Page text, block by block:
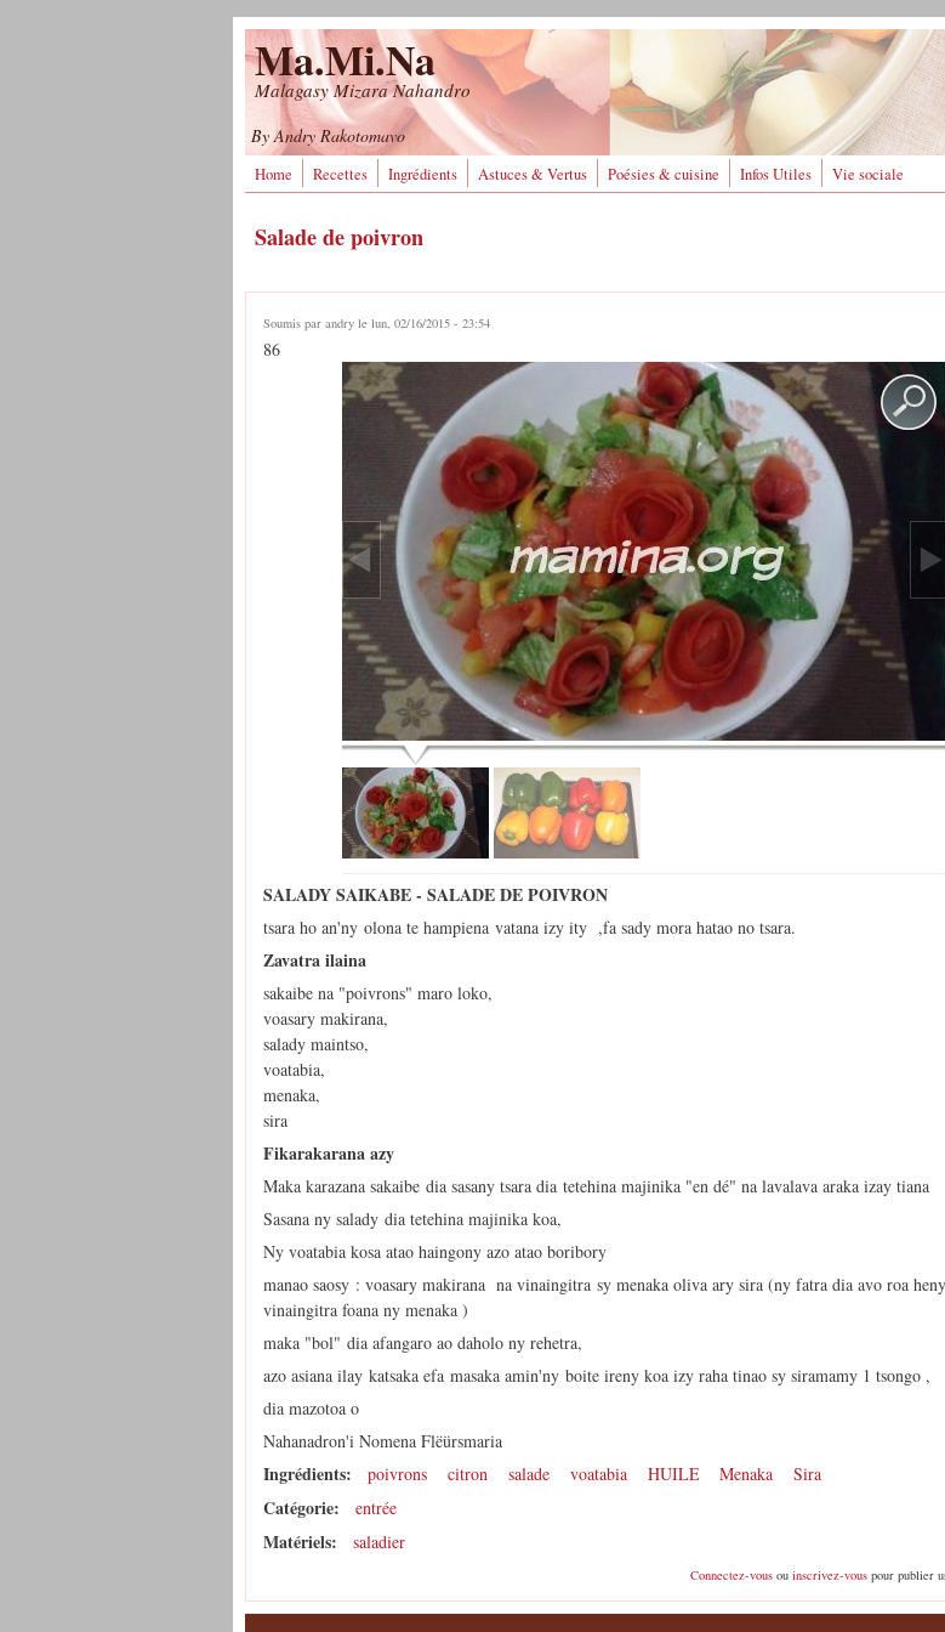
Ma.Mi.Na
Malagasy Mizara Nahandro
By Andry Rakotomavo
Home Recettes Ingrédients Astuces & Vertus Poésies & cuisine Infos Utiles Vie sociale
Salade de poivron
Soumis par andry le lun, 02/16/2015 - 23:54
86
SALADY SAIKABE - SALADE DE POIVRON
tsara ho an'ny olona te hampiena vatana izy ity ,fa sady mora hatao no tsara.
Zavatra ilaina
sakaibe na "poivrons" maro loko,
voasary makirana,
salady maintso,
voatabia,
menaka,
sira
Fikarakarana azy
Maka karazana sakaibe dia sasany tsara dia tetehina majinika "en dé" na lavalava araka izay tiana
Sasana ny salady dia tetehina majinika koa,
Ny voatabia kosa atao haingony azo atao boribory
manao saosy : voasary makirana na vinaingitra sy menaka oliva ary sira (ny fatra dia avo roa
vinaingitra foana ny menaka )
maka "bol" dia afangaro ao daholo ny rehetra,
azo asiana ilay katsaka efa masaka amin'ny boite ireny koa izy raha tinao sy siramamy 1 tsongo ,
dia mazotoa o
Nahanadron'i Nomena Flëürsmaria
Ingrédients: poivrons citron salade voatabia HUILE Menaka Sira
Catégorie: entrée
Matériels: saladier
Connectez-vousou inscrivez-vouspour publier